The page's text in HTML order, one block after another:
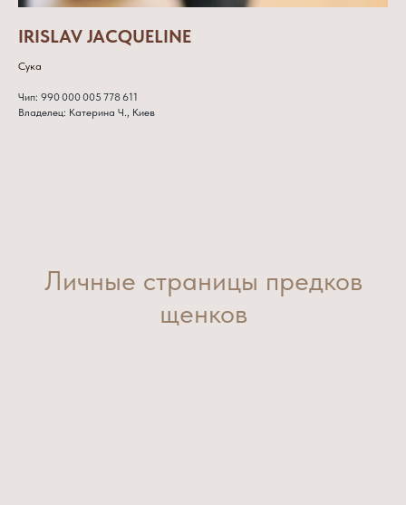
IRISLAV JACQUELINE
Сука
Чип: 990 000 005 778 611
Владелец: Катерина Ч., Киев
Личные страницы предков
щенков